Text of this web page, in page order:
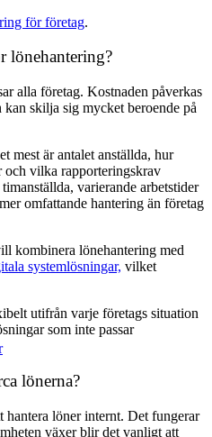
för företag.
lönehantering?
alla företag. Kostnaden påverkas
skilja sig mycket beroende på
mest är antalet anställda, hur
och vilka rapporteringskrav
varierande arbetstider
omfattande hantering än företag
kombinera lönehantering med
systemlösningar, vilket
utifrån varje företags situation
som inte passar
lönerna?
hantera löner internt. Det fungerar
växer blir det vanligt att